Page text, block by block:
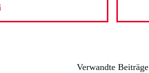
Verwandte Beiträge